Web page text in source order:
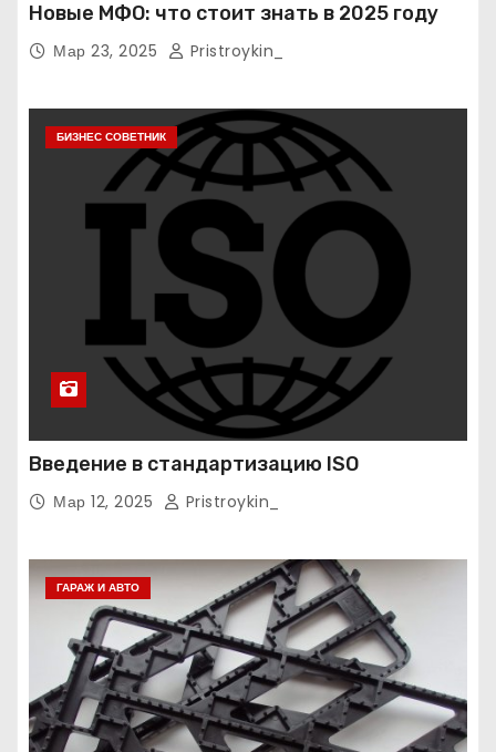
Новые МФО: что стоит знать в 2025 году
Мар 23, 2025 Pristroykin_
БИЗНЕС СОВЕТНИК
Введение в стандартизацию ISO
Мар 12, 2025 Pristroykin_
ГАРАЖ И АВТО